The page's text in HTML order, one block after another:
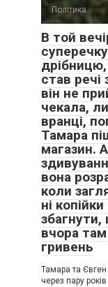
Політика
В той
дрібницю,
став речі
він не
чекала,
вранці,
Тамара
магазин.
вона
коли
ні
вчора
гривень
Тамара та
через пару